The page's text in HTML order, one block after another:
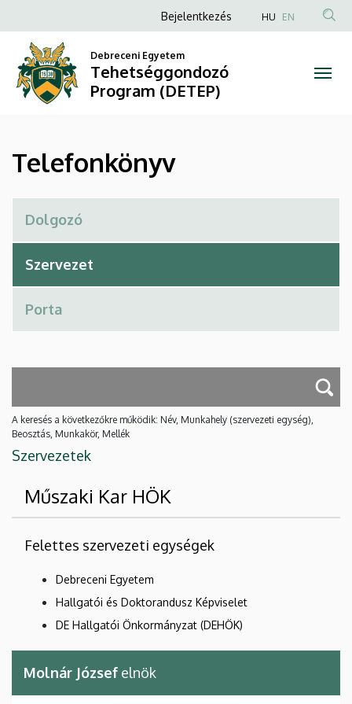
Telefonkönyv
Tehetséggondozó
Program
(DETEP)
a
tartalomra
Anonim
fiók
menüje
Bejelentkezés HU EN
Debreceni Egyetem
Tehetséggondozó
Program (DETEP)
Telefonkönyv
A keresés a következőkre működik: Név, Munkahely (szervezeti egység),
Beosztás, Munkakör, Mellék
Szervezetek
Műszaki Kar HÖK
Felettes szervezeti egységek
Debreceni Egyetem
Hallgatói és Doktorandusz Képviselet
DE Hallgatói Önkormányzat (DEHÖK)
Molnár József elnök